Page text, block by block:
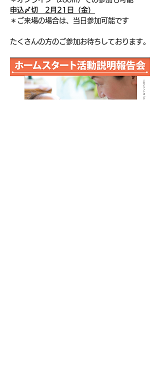
申込〆切　2月21日（金）
＊ご来場の場合は、当日参加可能です
たくさんの方のご参加お待ちしております。